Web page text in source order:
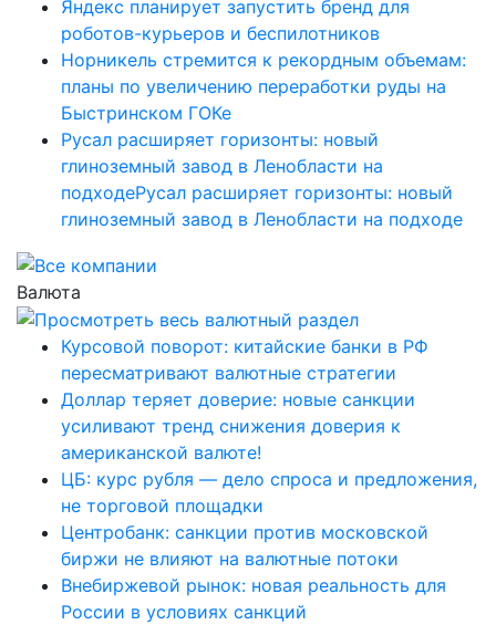
Яндекс планирует запустить бренд для
роботов-курьеров и беспилотников
Норникель стремится к рекордным объемам:
планы по увеличению переработки руды на
Быстринском ГОКе
Русал расширяет горизонты: новый
глиноземный завод в Ленобласти на
подходеРусал расширяет горизонты: новый
глиноземный завод в Ленобласти на подходе
Валюта
Курсовой поворот: китайские банки в РФ
пересматривают валютные стратегии
Доллар теряет доверие: новые санкции
усиливают тренд снижения доверия к
американской валюте!
ЦБ: курс рубля — дело спроса и предложения,
не торговой площадки
Центробанк: санкции против московской
биржи не влияют на валютные потоки
Внебиржевой рынок: новая реальность для
России в условиях санкций